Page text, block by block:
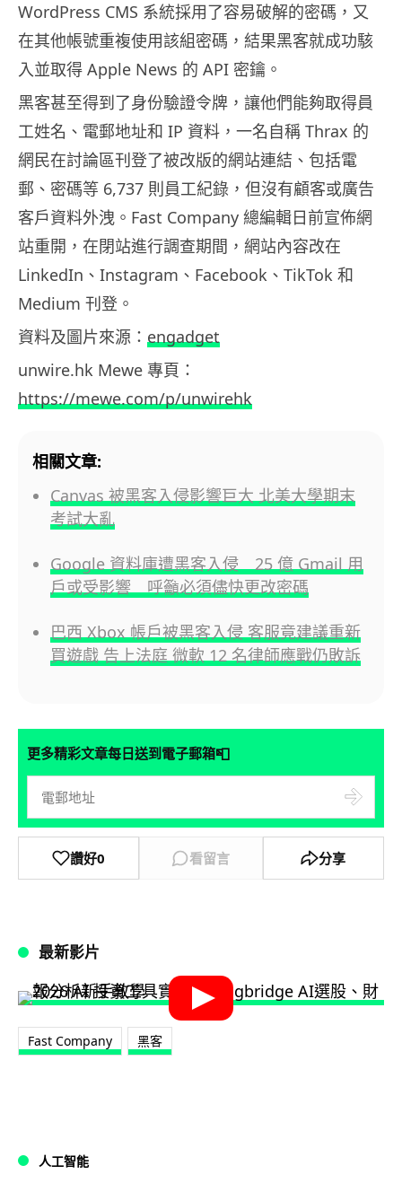
WordPress CMS 系統採用了容易破解的密碼，又
在其他帳號重複使用該組密碼，結果黑客就成功駭
入並取得 Apple News 的 API 密鑰。
黑客甚至得到了身份驗證令牌，讓他們能夠取得員
工姓名、電郵地址和 IP 資料，一名自稱 Thrax 的
網民在討論區刊登了被改版的網站連結、包括電
郵、密碼等 6,737 則員工紀錄，但沒有顧客或廣告
客戶資料外洩。Fast Company 總編輯日前宣佈網
站重開，在閉站進行調查期間，網站內容改在
LinkedIn、Instagram、Facebook、TikTok 和
Medium 刊登。
資料及圖片來源： engadget
unwire.hk Mewe 專頁：
https://mewe.com/p/unwirehk
相關文章:
Canvas 被黑客入侵影響巨大 北美大學期末
考試大亂
Google 資料庫遭黑客入侵 25 億 Gmail 用
戶或受影響 呼籲必須儘快更改密碼
巴西 Xbox 帳戶被黑客入侵 客服竟建議重新
買遊戲 告上法庭 微軟 12 名律師應戰仍敗訴
更多精彩文章每日送到電子郵箱📮
讚好0 看留言 分享
最新影片
Fast Company 黑客
人工智能